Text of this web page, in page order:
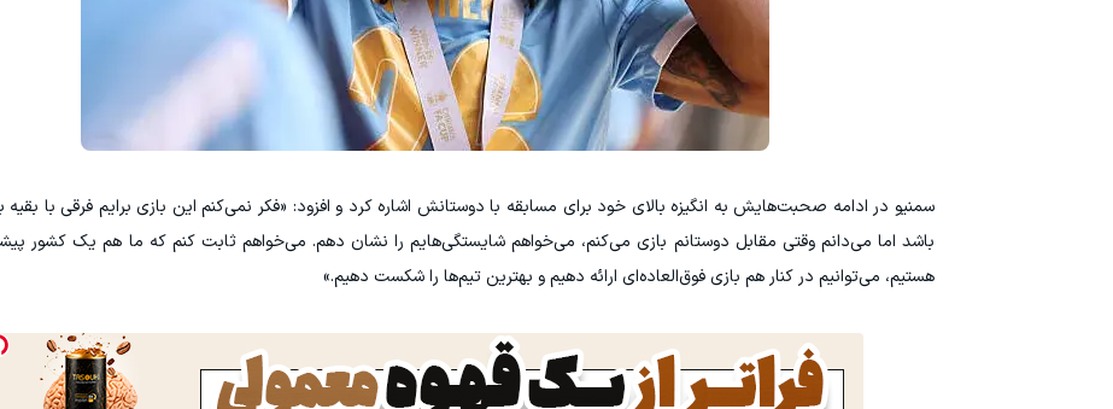
سمنیو در ادامه صحبت‌هایش به انگیزه بالای خود برای مسابقه با دوستانش اشاره کرد و افزود: «فکر نمی‌کنم این بازی برایم فرقی با بقیه
باشد اما می‌دانم وقتی مقابل دوستانم بازی می‌کنم، می‌خواهم شایستگی‌هایم را نشان دهم. می‌خواهم ثابت کنم که ما هم یک کشور
هستیم، می‌توانیم در کنار هم بازی فوق‌العاده‌ای ارائه دهیم و بهترین تیم‌ها را شکست دهیم.»